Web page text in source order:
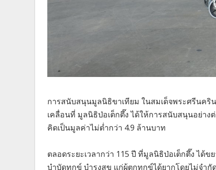
การสนับสนุนมูลนิธิขาเทียม ในสมเด็จพระศรีนค
เคลื่อนที่ มูลนิธิป่อเต็กตึ๊ง ได้ให้การสนับสนุนอย่าง
คิดเป็นมูลค่าไม่ต่ำกว่า 4.9 ล้านบาท
ตลอดระยะเวลากว่า 115 ปี ที่มูลนิธิป่อเต็กตึ๊ง ได้ข
บำบัดทุกข์ บำรุงสุข แก่ผู้ตกทุกข์ได้ยากโดยไม่จำ